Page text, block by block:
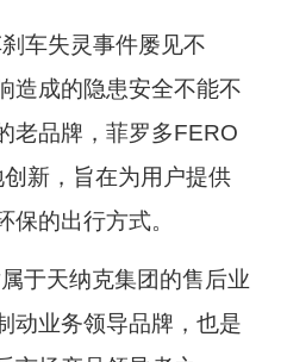
车失灵事件屡见不
造成的隐患安全不能不
老品牌，菲罗多FERO
新，旨在为用户提供
保的出行方式。
于天纳克集团的售后业
动业务领导品牌，也是